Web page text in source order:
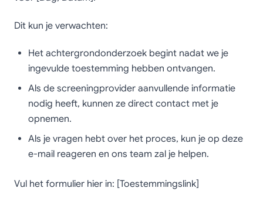
Dit kun je verwachten:
Het achtergrondonderzoek begint nadat we je
ingevulde toestemming hebben ontvangen.
Als de screeningprovider aanvullende informatie
nodig heeft, kunnen ze direct contact met je
opnemen.
Als je vragen hebt over het proces, kun je op deze
e-mail reageren en ons team zal je helpen.
Vul het formulier hier in: [Toestemmingslink]